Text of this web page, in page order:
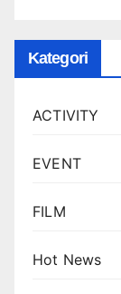
Kategori
ACTIVITY
EVENT
FILM
Hot News